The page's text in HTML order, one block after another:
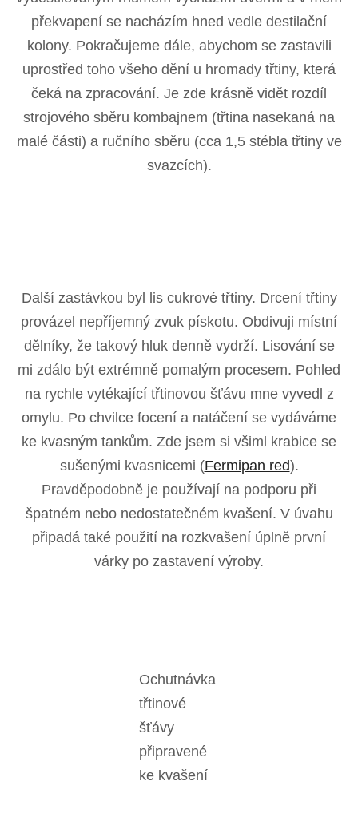
překvapení se nacházím hned vedle destilační
kolony. Pokračujeme dále, abychom se zastavili
uprostřed toho všeho dění u hromady třtiny, která
čeká na zpracování. Je zde krásně vidět rozdíl
strojového sběru kombajnem (třtina nasekaná na
malé části) a ručního sběru (cca 1,5 stébla třtiny ve
svazcích).
Další zastávkou byl lis cukrové třtiny. Drcení třtiny
provázel nepříjemný zvuk pískotu. Obdivuji místní
dělníky, že takový hluk denně vydrží. Lisování se
mi zdálo být extrémně pomalým procesem. Pohled
na rychle vytékající třtinovou šťávu mne vyvedl z
omylu. Po chvilce focení a natáčení se vydáváme
ke kvasným tankům. Zde jsem si všiml krabice se
sušenými kvasnicemi (Fermipan red).
Pravděpodobně je používají na podporu při
špatném nebo nedostatečném kvašení. V úvahu
připadá také použití na rozkvašení úplně první
várky po zastavení výroby.
Ochutnávka
třtinové
šťávy
připravené
ke kvašení